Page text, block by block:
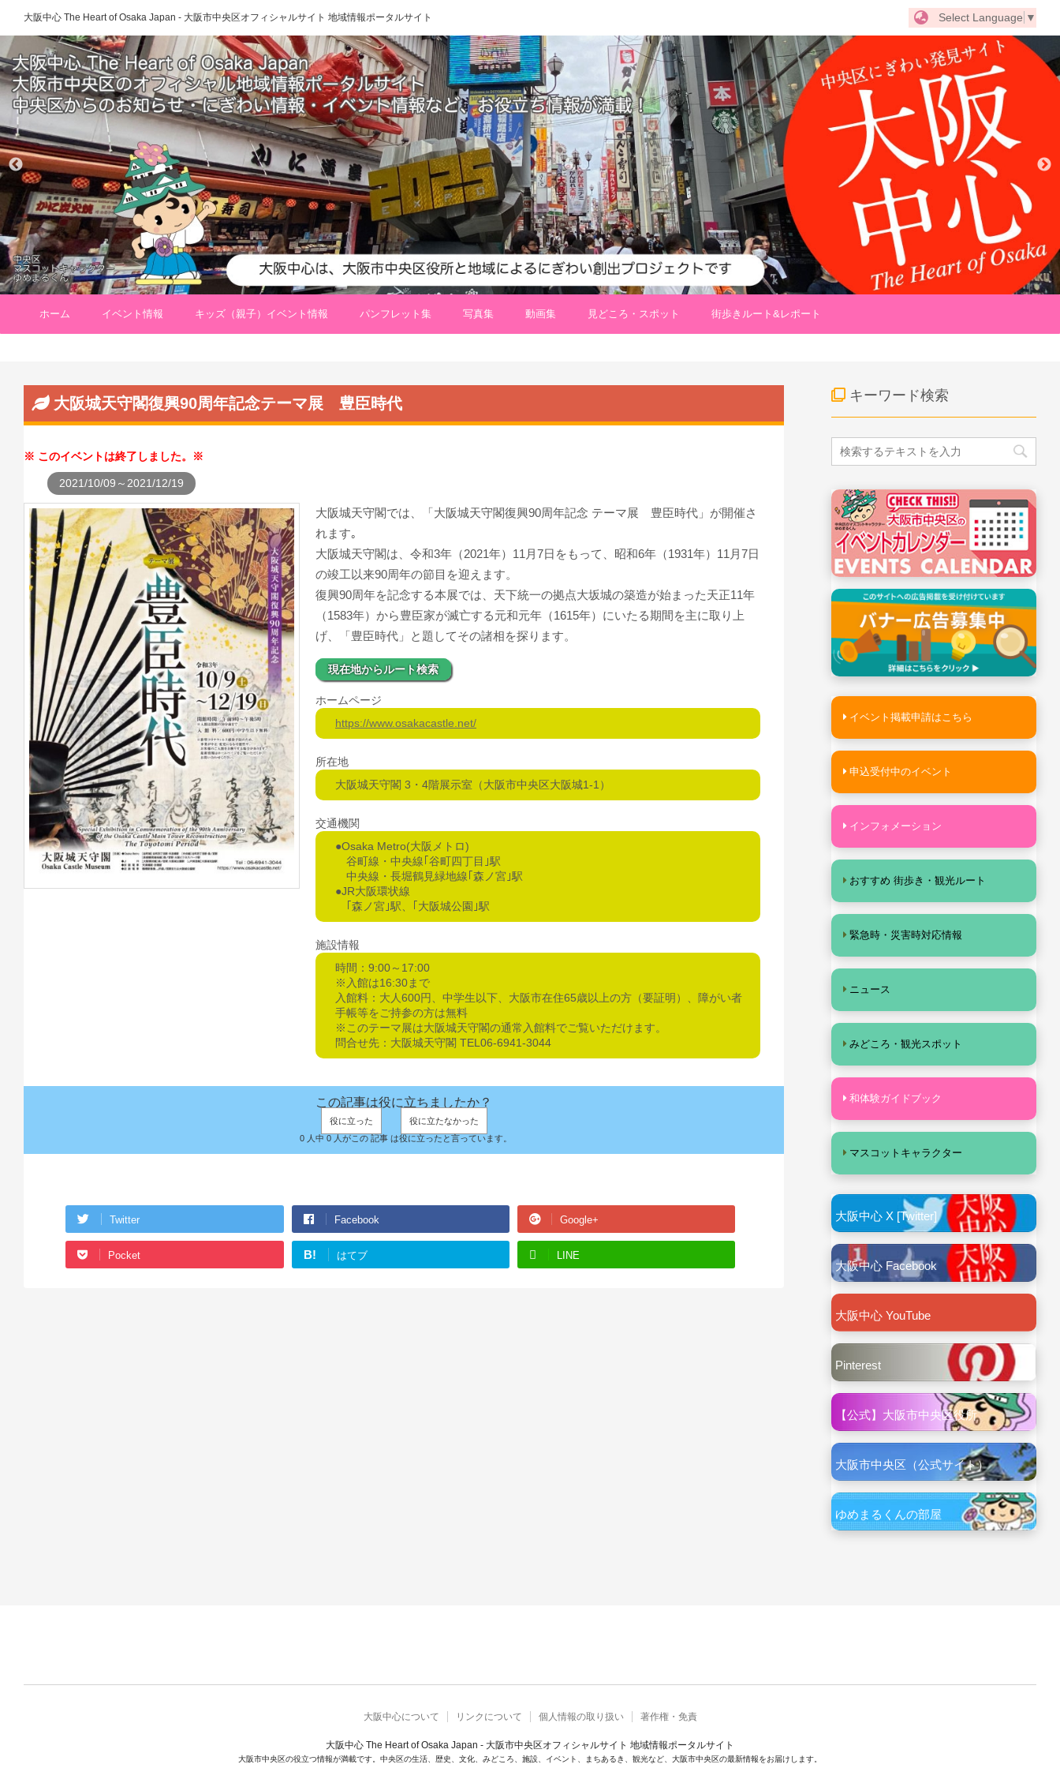
大阪中心 The Heart of Osaka Japan - 大阪市中央区オフィシャルサイト 地域情報ポータルサイト Select Language ▼
ホーム イベント情報 キッズ（親子）イベント情報 パンフレット集 写真集 動画集 見どころ・スポット 街歩きルート&レポート
大阪城天守閣復興90周年記念テーマ展 豊臣時代
このイベントは終了しました。
2021/10/09～2021/12/19
大阪城天守閣では、「大阪城天守閣復興90周年記念 テーマ展 豊臣時代」が開催さ
れます｡
大阪城天守閣は、令和3年（2021年）11月7日をもって、昭和6年（1931年）11月7日
の竣工以来90周年の節目を迎えます。
復興90周年を記念する本展では、天下統一の拠点大坂城の築造が始まった天正11年
（1583年）から豊臣家が滅亡する元和元年（1615年）にいたる期間を主に取り上
げ、「豊臣時代」と題してその諸相を探ります。
現在地からルート検索
ホームページ
https://www.osakacastle.net/
所在地
大阪城天守閣 3・4階展示室（大阪市中央区大阪城1-1）
交通機関
●Osaka Metro(大阪メトロ)
谷町線・中央線｢谷町四丁目｣駅
中央線・長堀鶴見緑地線｢森ノ宮｣駅
●JR大阪環状線
｢森ノ宮｣駅、｢大阪城公園｣駅
施設情報
時間：9:00～17:00
※入館は16:30まで
入館料：大人600円、中学生以下、大阪市在住65歳以上の方（要証明）、障がい者
手帳等をご持参の方は無料
※このテーマ展は大阪城天守閣の通常入館料でご覧いただけます。
問合せ先：大阪城天守閣 TEL06-6941-3044
この記事は役に立ちましたか？
役に立った
役に立たなかった
0 人中 0 人がこの 記事 は役に立ったと言っています。
Twitter Facebook Google+
Pocket B! はてブ LINE
キーワード検索
イベント掲載申請はこちら
申込受付中のイベント
インフォメーション
おすすめ 街歩き・観光ルート
緊急時・災害時対応情報
ニュース
みどころ・観光スポット
和体験ガイドブック
マスコットキャラクター
大阪中心 X [Twitter]
大阪中心 Facebook
大阪中心 YouTube
Pinterest
【公式】大阪市中央区役所
大阪市中央区（公式サイト）
ゆめまるくんの部屋
大阪中心について リンクについて 個人情報の取り扱い 著作権・免責
大阪中心 The Heart of Osaka Japan - 大阪市中央区オフィシャルサイト 地域情報ポータルサイト
大阪市中央区の役立つ情報が満載です。中央区の生活、歴史、文化、みどころ、施設、イベント、まちあるき、観光など、大阪市中央区の最新情報をお届けします。